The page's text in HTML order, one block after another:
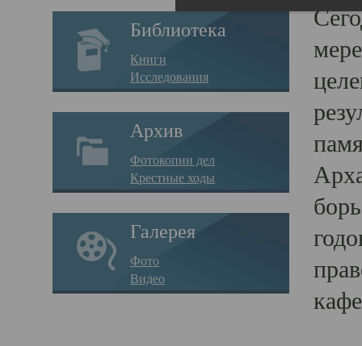
Библиотека
Книги
Исследования
Архив
Фотокопии дел
Крестные ходы
Галерея
Фото
Видео